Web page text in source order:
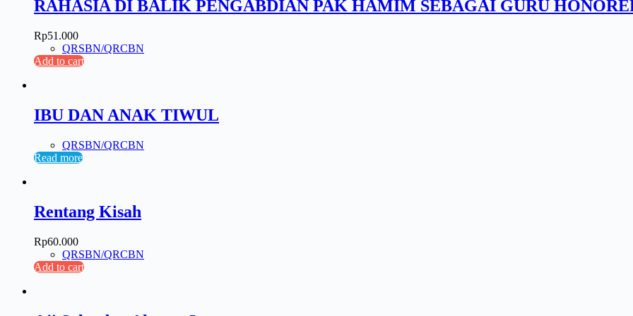
RAHASIA DI BALIK PENGABDIAN PAK HAMIM SEBAGAI GURU
Rp51.000
QRSBN/QRCBN
Add to cart
IBU DAN ANAK TIWUL
QRSBN/QRCBN
Read more
Rentang Kisah
Rp60.000
QRSBN/QRCBN
Add to cart